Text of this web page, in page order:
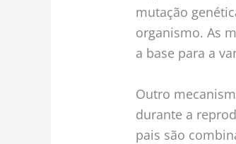
mutação
organismo. As
a base para a
Outro
durante a
pais são